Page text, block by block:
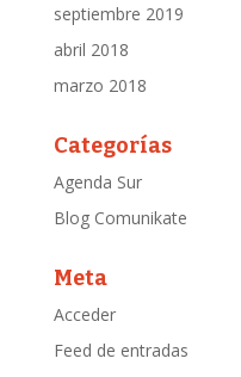
septiembre 2019
abril 2018
marzo 2018
Categorías
Agenda Sur
Blog Comunikate
Meta
Acceder
Feed de entradas